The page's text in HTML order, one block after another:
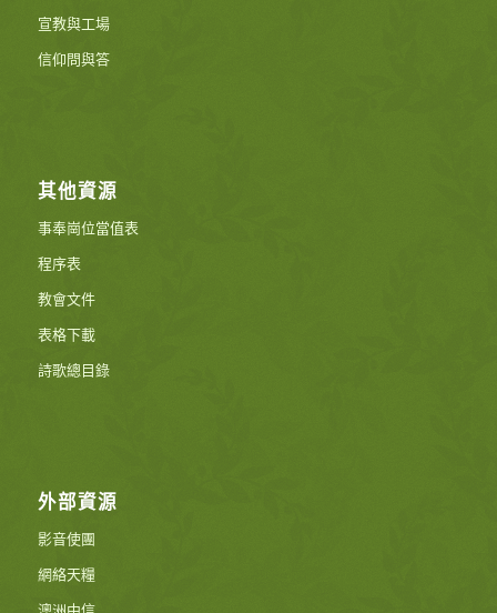
宣教與工場
信仰問與答
其他資源
事奉崗位當值表
程序表
教會文件
表格下載
詩歌總目錄
外部資源
影音使團
網絡天糧